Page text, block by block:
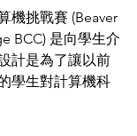
機挑戰賽 (Beaver
BCC) 是向學生介
計是為了讓以前
學生對計算機科